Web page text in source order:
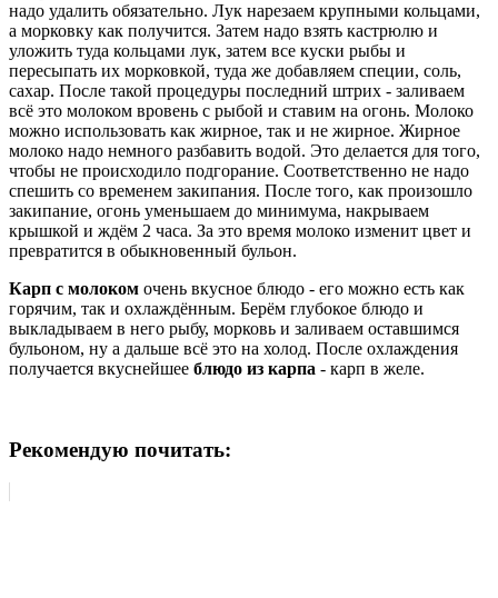
надо удалить обязательно. Лук нарезаем крупными кольцами,
а морковку как получится. Затем надо взять кастрюлю и
уложить туда кольцами лук, затем все куски рыбы и
пересыпать их морковкой, туда же добавляем специи, соль,
сахар. После такой процедуры последний штрих - заливаем
всё это молоком вровень с рыбой и ставим на огонь. Молоко
можно использовать как жирное, так и не жирное. Жирное
молоко надо немного разбавить водой. Это делается для того,
чтобы не происходило подгорание. Соответственно не надо
спешить со временем закипания. После того, как произошло
закипание, огонь уменьшаем до минимума, накрываем
крышкой и ждём 2 часа. За это время молоко изменит цвет и
превратится в обыкновенный бульон.
Карп с молоком очень вкусное блюдо - его можно есть как
горячим, так и охлаждённым. Берём глубокое блюдо и
выкладываем в него рыбу, морковь и заливаем оставшимся
бульоном, ну а дальше всё это на холод. После охлаждения
получается вкуснейшее блюдо из карпа - карп в желе.
Рекомендую почитать: